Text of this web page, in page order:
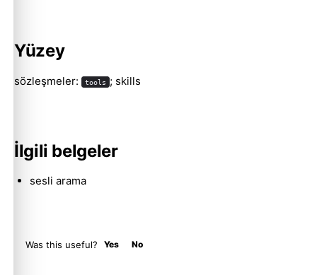
Yüzey
sözleşmeler: tools ; skills
İlgili belgeler
sesli arama
Was this useful? Yes No